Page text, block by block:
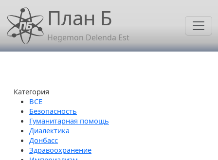
Перейти к основному содержанию
План Б
Hegemon Delenda Est
Категория
Безопасность
Гуманитарная помощь
Диалектика
Донбасс
Здравоохранение